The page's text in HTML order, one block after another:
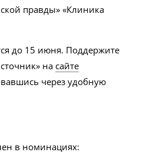
правды» «Клиника
до 15 июня. Поддержите
на сайте
через удобную
в номинациях: